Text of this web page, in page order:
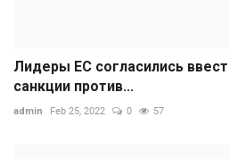
Лидеры ЕС согласились
санкции против...
admin Feb 25, 2022 0 57